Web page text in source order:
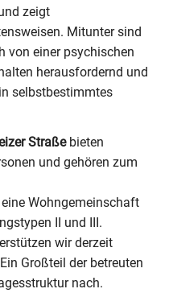
zeigt
Mitunter sind
von einer psychischen
herausfordernd und
selbstbestimmtes
Straßebieten
und gehören zum
Wohngemeinschaft
II und III.
wir derzeit
Großteil der betreuten
nach.